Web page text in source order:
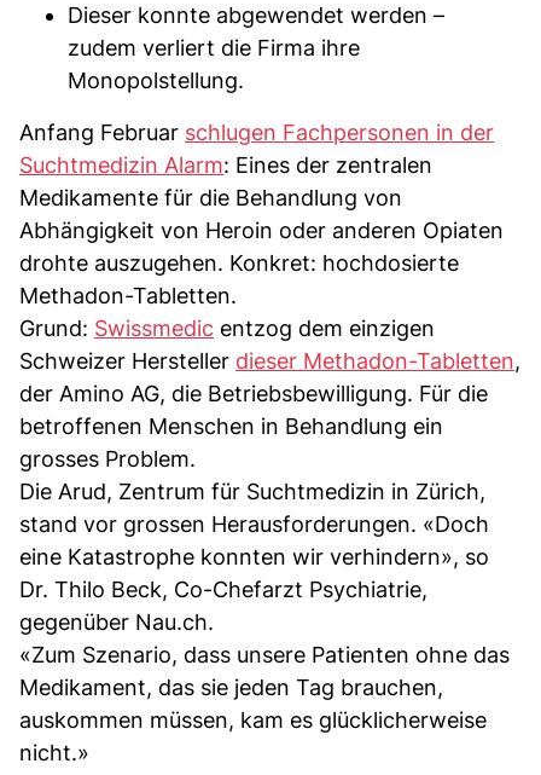
Dieser konnte abgewendet werden –
zudem verliert die Firma ihre
Monopolstellung.
Anfang Februar schlugen Fachpersonen in der
Suchtmedizin Alarm: Eines der zentralen
Medikamente für die Behandlung von
Abhängigkeit von Heroin oder anderen Opiaten
drohte auszugehen. Konkret: hochdosierte
Methadon-Tabletten.
Grund: Swissmedic entzog dem einzigen
Schweizer Hersteller dieser Methadon-Tabletten,
der Amino AG, die Betriebsbewilligung. Für die
betroffenen Menschen in Behandlung ein
grosses Problem.
Die Arud, Zentrum für Suchtmedizin in Zürich,
stand vor grossen Herausforderungen. «Doch
eine Katastrophe konnten wir verhindern», so
Dr. Thilo Beck, Co-Chefarzt Psychiatrie,
gegenüber Nau.ch.
«Zum Szenario, dass unsere Patienten ohne das
Medikament, das sie jeden Tag brauchen,
auskommen müssen, kam es glücklicherweise
nicht.»